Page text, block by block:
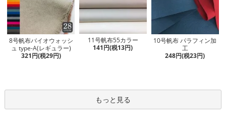
8号帆布バイオウォッシ
ュ type-A(レギュラー)
321円(税29円)
11号帆布55カラー
141円(税13円)
10号帆布 パラフィン加
工
248円(税23円)
もっと見る